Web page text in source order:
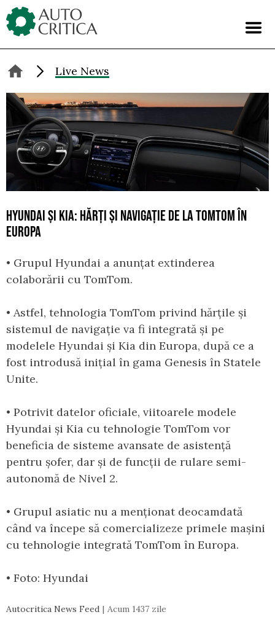
Skip
to
content
Live News
HYUNDAI ȘI KIA: HĂRȚI ȘI NAVIGAȚIE DE LA TOMTOM ÎN
EUROPA
• Grupul Hyundai a anunțat extinderea
colaborării cu TomTom.
• Astfel, tehnologia TomTom privind hărțile și
sistemul de navigație va fi integrată și pe
modelele Hyundai și Kia din Europa, după ce a
fost introdusă inițial în gama Genesis în Statele
Unite.
• Potrivit datelor oficiale, viitoarele modele
Hyundai și Kia cu tehnologie TomTom vor
beneficia de sisteme avansate de asistență
pentru șofer, dar și de funcții de rulare semi-
autonomă de Nivel 2.
• Grupul asiatic nu a menționat deocamdată
când va începe să comercializeze primele mașini
cu tehnologie integrată TomTom în Europa.
• Foto: Hyundai
Autocritica News Feed Acum 1437 zile